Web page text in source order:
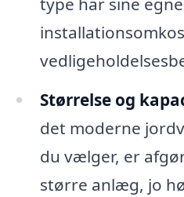
Størrelse og
det moderne
du vælger, er
større anlæg, jo